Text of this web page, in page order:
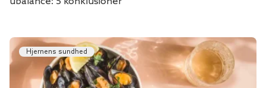
Hjernens sundhed